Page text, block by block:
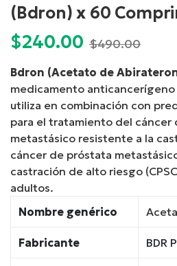
(Bdron) x 60
$240.00 Current
is:
$240.00.
$490.00
was:
Bdron (Acetato de
medicamento
utiliza en combinación con
para el tratamiento del cáncer
metastásico resistente a la
cáncer de próstata
castración de alto riesgo
adultos.
Nombre genérico
Fabricante BDR